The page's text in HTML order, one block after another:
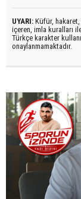
UYARI: Küfür,
içeren, imla kuralları ile
Türkçe karakter
onaylanmamaktadır.